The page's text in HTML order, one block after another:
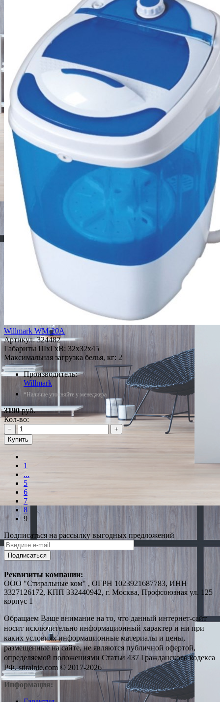
Willmark WM-20A
Артикул:324482
Габариты ШxГxВ: 32x32x45
Максимальная загрузка белья, кг: 2
Производитель:
Willmark
*Наличие уточняйте у менеджера
3190руб.
Кол-во:
−
+
Купить
1
...
5
6
7
8
9
Подписаться на рассылку выгодных предложений
Подписаться
Реквизиты компании:
ООО "Стиральные ком" , ОГРН 1023921687783, ИНН
3327126172, КПП 332440942, г. Москва, Профсоюзная ул. 125
корпус 1
Обращаем Ваше внимание на то, что данный интернет-сайт
носит исключительно информационный характер и ни при
каких условиях информационные материалы и цены,
размещенные на сайте, не являются публичной офертой,
определяемой положениями Статьи 437 Гражданского кодекса
РФ. stiralnie.com © 2017-2026
Информация: